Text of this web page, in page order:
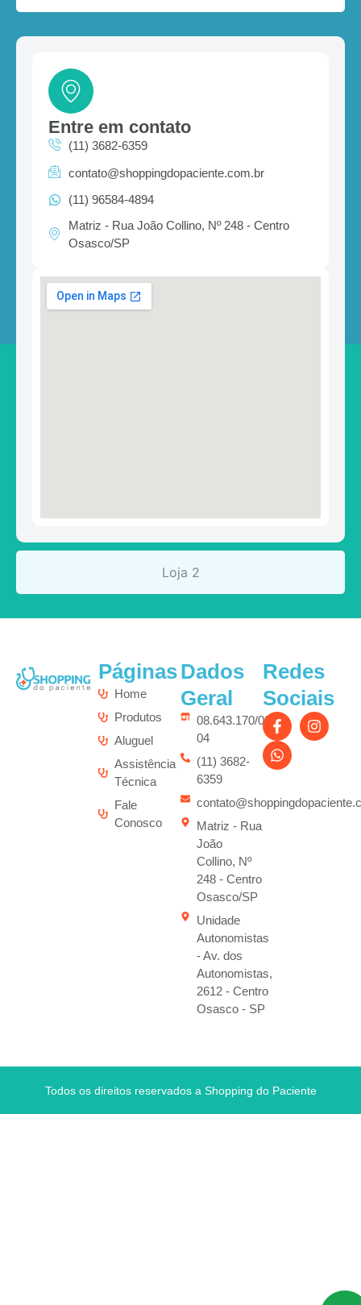
Loja 2
Entre em contato
(11) 3682-6359
contato@shoppingdopaciente.com.br
(11) 96584-4894
Matriz - Rua João Collino, Nº 248 - Centro
Osasco/SP
Páginas
Home
Produtos
Aluguel
Assistência
Técnica
Fale
Conosco
Dados
Geral
08.643.170/0001-
04
(11) 3682-
6359
Matriz - Rua
João
Collino, Nº
248 - Centro
Osasco/SP
Unidade
Autonomistas
- Av. dos
Autonomistas,
2612 - Centro
Osasco - SP
Redes
Sociais
Todos os direitos reservados a Shopping do Paciente